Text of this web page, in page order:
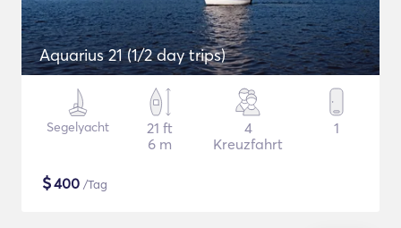
Aquarius 21 (1/2 day trips)
Segelyacht
21 ft
6 m
4
Kreuzfahrt
1
$400 /Tag